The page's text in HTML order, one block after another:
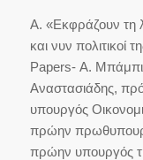
Α. «Εκφράζουν τη
και νυν πολιτικοί
Papers- Α.
Αναστασιάδης,
υπουργός
πρώην
πρώην υπουργός